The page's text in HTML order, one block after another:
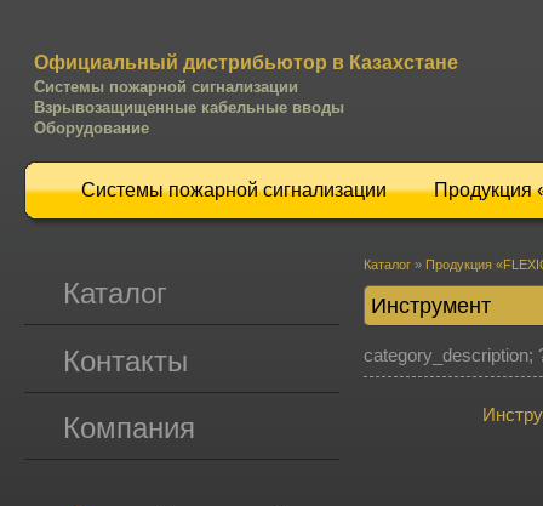
Официальный дистрибьютор в Казахстане
Системы пожарной сигнализации
Взрывозащищенные кабельные вводы
Оборудование
Системы пожарной сигнализации Продукция
Каталог» Продукция
Инструмент
category_description;
Каталог
Контакты
Компания